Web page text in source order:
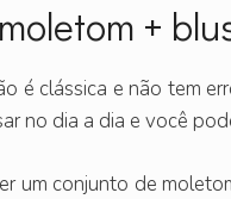
+
é clássica e não tem
no dia a dia e você
um conjunto de